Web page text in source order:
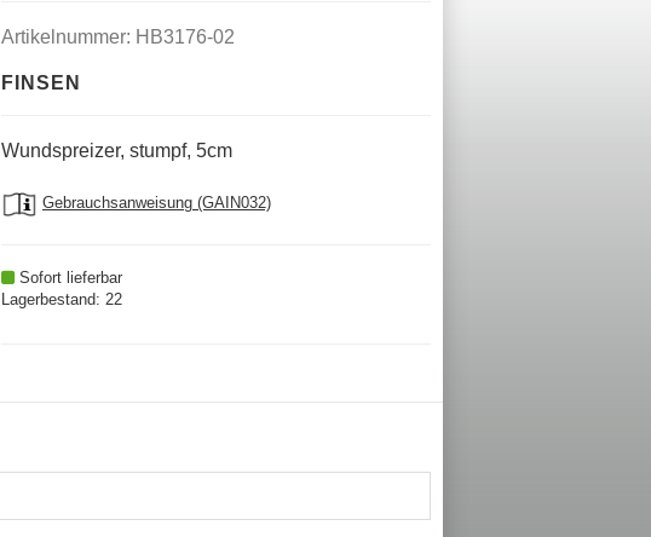
Artikelnummer: HB3176-02
FINSEN
Wundspreizer, stumpf, 5cm
Gebrauchsanweisung (GAIN032)
Sofort lieferbar
Lagerbestand: 22